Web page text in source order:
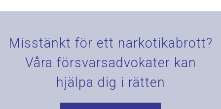
Misstänkt för ett narkotikabrott?
Våra försvarsadvokater kan
hjälpa dig i rätten